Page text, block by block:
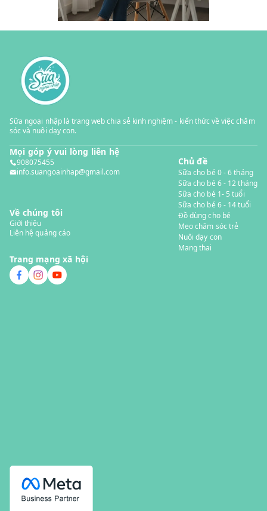
Sữa ngoại nhập là trang web chia sẻ kinh nghiệm - kiến thức về việc chăm
sóc và nuôi dạy con.
Mọi góp ý vui lòng liên hệ
908075455
info.suangoainhap@gmail.com
Về chúng tôi
Giới thiệu
Liên hệ quảng cáo
Trang mạng xã hội
Chủ đề
Sữa cho bé 0 - 6 tháng
Sữa cho bé 6 - 12 tháng
Sữa cho bé 1- 5 tuổi
Sữa cho bé 6 - 14 tuổi
Đồ dùng cho bé
Mẹo chăm sóc trẻ
Nuôi dạy con
Mang thai